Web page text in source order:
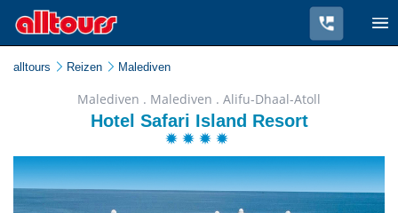
alltours Reizen Malediven
Malediven . Malediven . Alifu-Dhaal-Atoll
Hotel Safari Island Resort